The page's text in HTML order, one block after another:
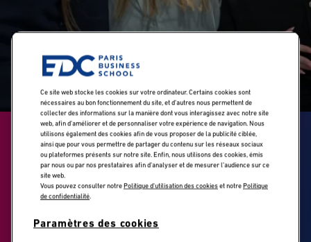
L'EDC Paris Business
School obtient une
double
accréditation EFMD
Ce site web stocke les cookies sur votre ordinateur. Certains cookies sont
nécessaires au bon fonctionnement du site, et d’autres nous permettent de
collecter des informations sur la manière dont vous interagissez avec notre site
web, afin d’améliorer et de personnaliser votre expérience de navigation. Nous
utilisons également des cookies afin de vous proposer de la publicité ciblée,
ainsi que pour vous permettre de partager du contenu sur les réseaux sociaux
ou plateformes présents sur notre site. Enfin, nous utilisons des cookies, émis
par nous ou par nos prestataires afin d’analyser et de mesurer l’audience sur ce
site web.
Vous pouvez consulter notrePolitique d'utilisation des cookieset notrePolitique
de confidentialité.
Paramètres des cookies